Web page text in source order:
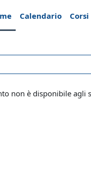
Calendario Corsi
non è disponibile agli